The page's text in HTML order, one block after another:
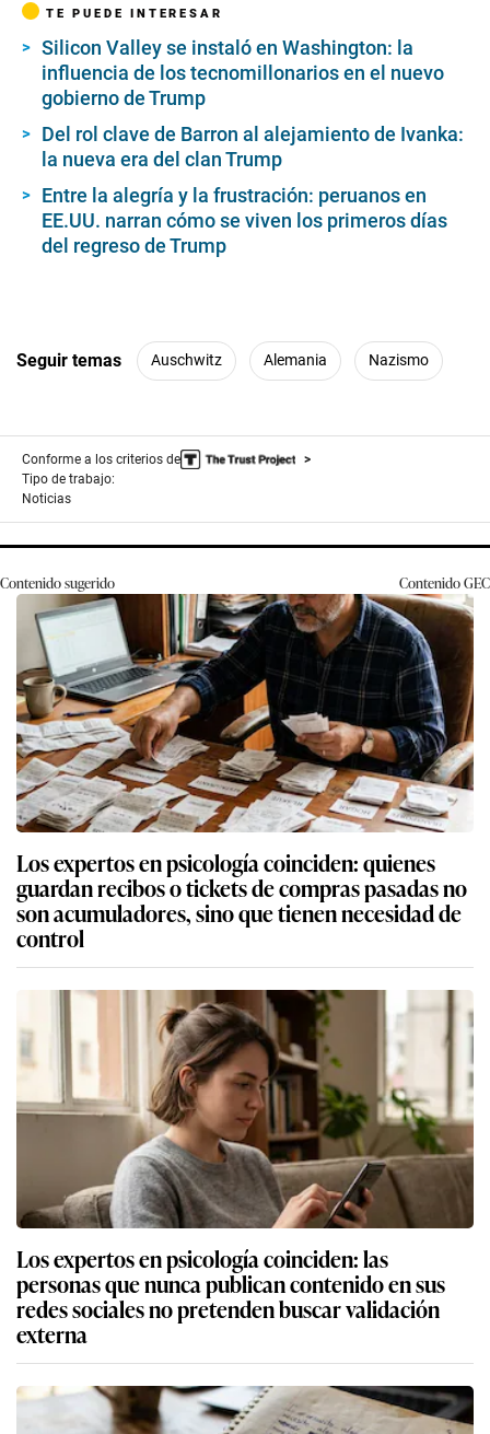
TE PUEDE INTERESAR
Silicon Valley se instaló en Washington: la
influencia de los tecnomillonarios en el nuevo
gobierno de Trump
Del rol clave de Barron al alejamiento de Ivanka:
la nueva era del clan Trump
Entre la alegría y la frustración: peruanos en
EE.UU. narran cómo se viven los primeros días
del regreso de Trump
Seguir temas Auschwitz Alemania Nazismo
Conforme a los criterios de
Tipo de trabajo:
Noticias
Contenido sugerido ContenidoGEC
Los expertos en psicología coinciden: quienes
guardan recibos o tickets de compras pasadas no
son acumuladores, sino que tienen necesidad de
control
Los expertos en psicología coinciden: las
personas que nunca publican contenido en sus
redes sociales no pretenden buscar validación
externa